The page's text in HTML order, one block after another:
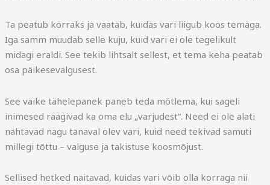
Ta peatub korraks ja vaatab, kuidas vari liigub koos temaga.
Iga samm muudab selle kuju, kuid vari ei ole tegelikult
midagi eraldi. See tekib lihtsalt sellest, et tema keha peatab
osa päikesevalgusest.
See väike tähelepanek paneb teda mõtlema, kui sageli
inimesed räägivad ka oma elu „varjudest“. Need ei ole alati
nähtavad nagu tänaval olev vari, kuid need tekivad samuti
millegi tõttu – valguse ja takistuse koosmõjust.
Sellised hetked näitavad, kuidas vari võib olla korraga nii